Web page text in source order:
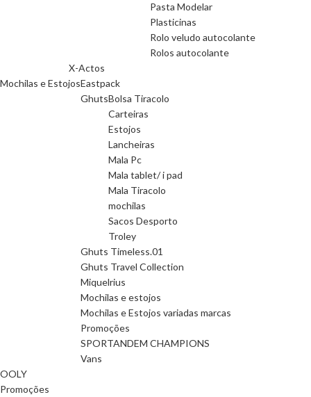
Pasta Modelar
Plasticinas
Rolo veludo autocolante
Rolos autocolante
X-Actos
Mochilas e EstojosEastpack
GhutsBolsa Tiracolo
Carteiras
Estojos
Lancheiras
Mala Pc
Mala tablet/ i pad
Mala Tiracolo
mochilas
Sacos Desporto
Troley
Ghuts Timeless.01
Ghuts Travel Collection
Miquelrius
Mochilas e estojos
Mochilas e Estojos variadas marcas
Promoções
SPORTANDEM CHAMPIONS
Vans
OOLY
Promoções